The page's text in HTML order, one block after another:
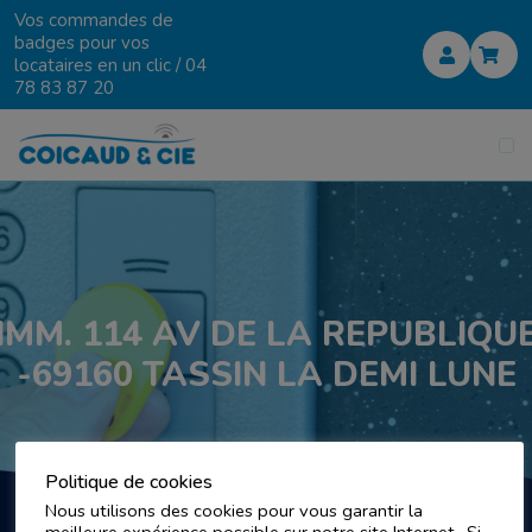
Vos commandes de
badges pour vos
locataires en un clic /04
78 83 87 20
114 AV DE LA
-69160 TASSIN LA DEMI LUNE
Politique de cookies
Nous utilisons des cookies pour vous garantir la